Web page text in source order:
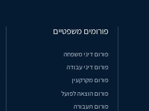
פורומים משפטיים
פורום דיני משפחה
פורום דיני עבודה
פורום מקרקעין
פורום הוצאה לפועל
פורום תעבורה